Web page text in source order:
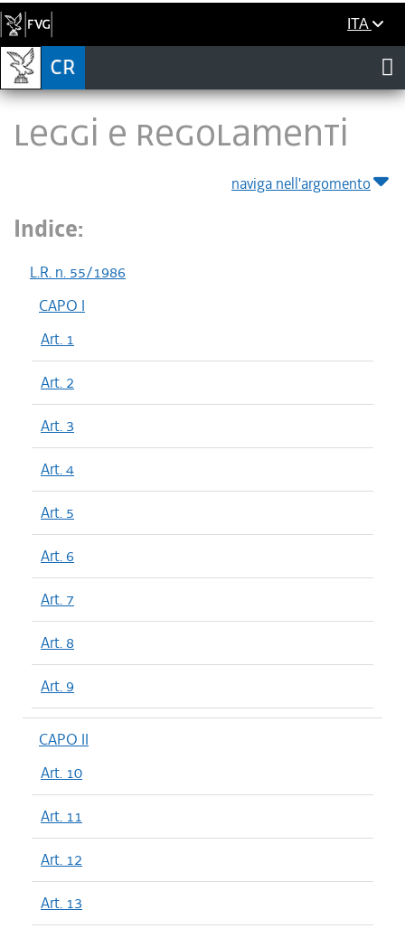
ITA
LEGGI E REGOLAMENTI
naviga nell'argomento
Indice:
L.R. n. 55/1986
CAPO I
Art. 1
Art. 2
Art. 3
Art. 4
Art. 5
Art. 6
Art. 7
Art. 8
Art. 9
CAPO II
Art. 10
Art. 11
Art. 12
Art. 13